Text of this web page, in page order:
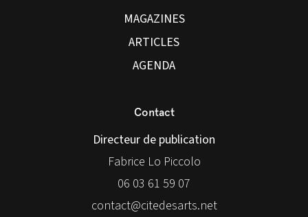
MAGAZINES
ARTICLES
AGENDA
Contact
Directeur de publication
Fabrice Lo Piccolo
06 03 61 59 07
contact@citedesarts.net